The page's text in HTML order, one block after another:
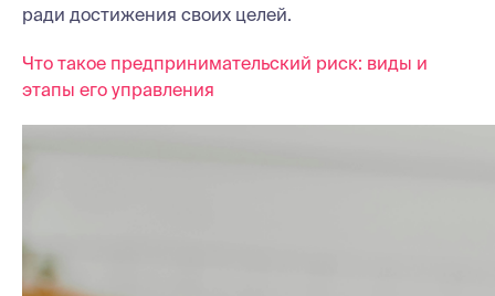
ради достижения своих целей.
Что такое предпринимательский риск: виды и
этапы его управления